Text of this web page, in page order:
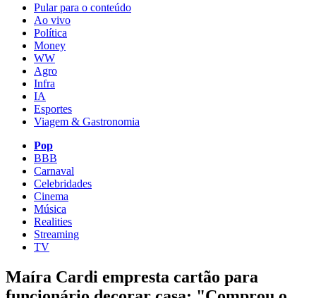
Pular para o conteúdo
Ao vivo
Política
Money
WW
Agro
Infra
IA
Esportes
Viagem & Gastronomia
Pop
BBB
Carnaval
Celebridades
Cinema
Música
Realities
Streaming
TV
Maíra Cardi empresta cartão para